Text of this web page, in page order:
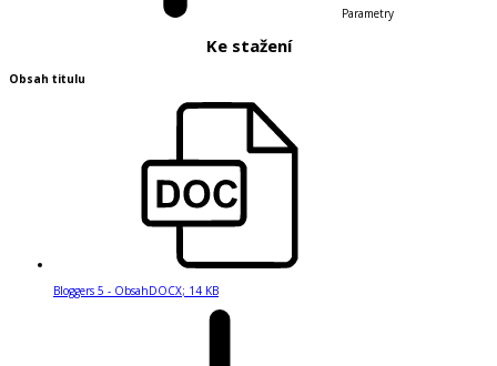
Parametry
Ke stažení
Obsah titulu
Bloggers 5 - ObsahDOCX; 14 KB